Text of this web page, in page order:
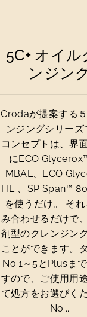
5C+ オイル
ンジン
Crodaが提案する
ンジングシリーズ
コンセプトは、界
にECO
MBAL、ECO
HE 、SP Span™
を使うだけ。 そ
み合わせるだけで
剤型のクレンジン
ことができます。
No.1～5とPlusま
すので、ご使用用
て処方をお選びく
No...